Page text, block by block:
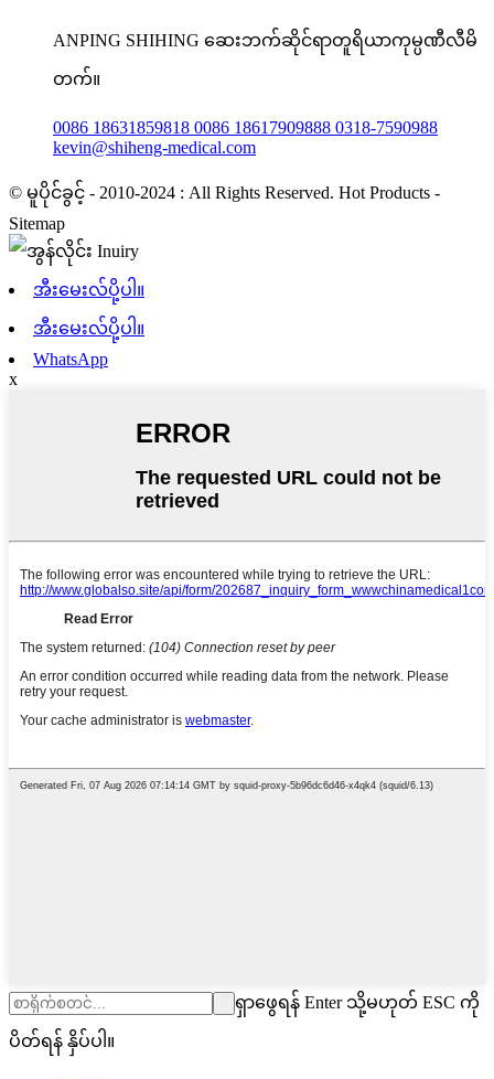
ANPING SHIHING ဆေးဘက်ဆိုင်ရာတူရိယာကုမ္ပဏီလီမိ
တက်။
0086 18631859818 0086 18617909888 0318-7590988
kevin@shiheng-medical.com
© မူပိုင်ခွင့် - 2010-2024 : All Rights Reserved. Hot Products -
Sitemap
အီးမေးလ်ပို့ပါ။
အီးမေးလ်ပို့ပါ။
WhatsApp
x
ရှာဖွေရန် Enter သို့မဟုတ် ESC ကို
ပိတ်ရန် နှိပ်ပါ။